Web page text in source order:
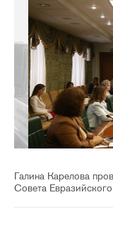
Галина Карелова
Совета